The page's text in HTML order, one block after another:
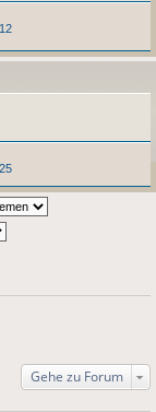
Gehe zu Forum